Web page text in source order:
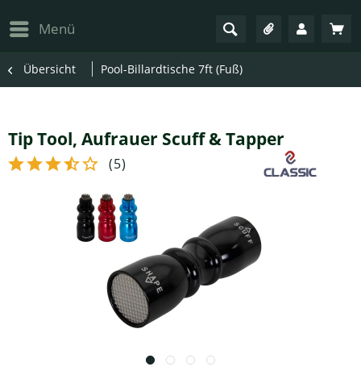
Menü
Übersicht Pool-Billardtische 7ft (Fuß)
Tip Tool, Aufrauer Scuff & Tapper
(5)